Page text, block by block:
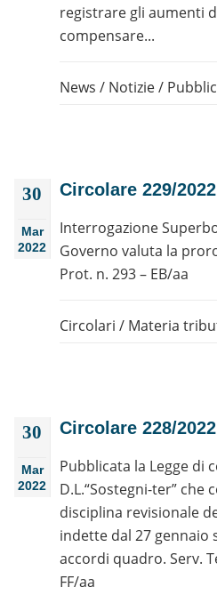
registrare gli aumenti
compensare...
News / Notizie/
30
Mar
2022
Circolare 229/2022
Interrogazione
Governo valuta la
Prot. n. 293 – EB/aa
Circolari / Materia
30
Mar
2022
Circolare 228/2022
Pubblicata la Legge di
D.L.“Sostegni-ter” che
disciplina revisionale
indette dal 27 gennaio
accordi quadro. Serv.
FF/aa